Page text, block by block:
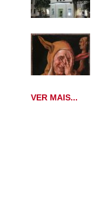
VER MAIS...